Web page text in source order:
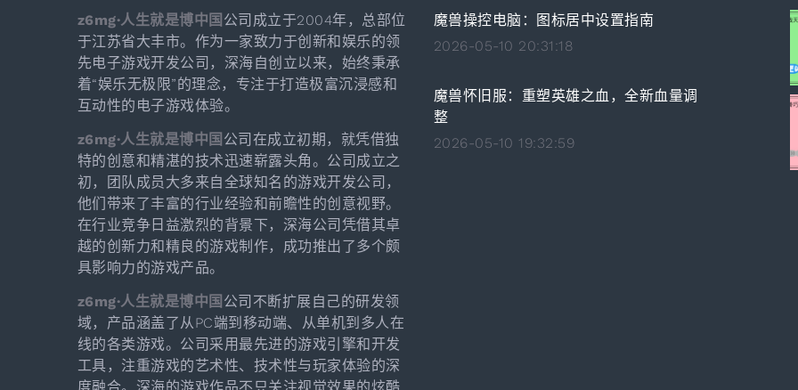
z6mg·人生就是博中国 公司成立于2004年，总部位
于江苏省大丰市。作为一家致力于创新和娱乐的领
先电子游戏开发公司，深海自创立以来，始终秉承
着“娱乐无极限”的理念，专注于打造极富沉浸感和
互动性的电子游戏体验。
z6mg·人生就是博中国 公司在成立初期，就凭借独
特的创意和精湛的技术迅速崭露头角。公司成立之
初，团队成员大多来自全球知名的游戏开发公司，
他们带来了丰富的行业经验和前瞻性的创意视野。
在行业竞争日益激烈的背景下，深海公司凭借其卓
越的创新力和精良的游戏制作，成功推出了多个颇
具影响力的游戏产品。
z6mg·人生就是博中国 公司不断扩展自己的研发领
域，产品涵盖了从PC端到移动端、从单机到多人在
线的各类游戏。公司采用最先进的游戏引擎和开发
工具，注重游戏的艺术性、技术性与玩家体验的深
魔兽操控电脑：图标居中设置指南
2026-05-10 20:31:18
魔兽怀旧服：重塑英雄之血，全新血量调
整
2026-05-10 19:32:59